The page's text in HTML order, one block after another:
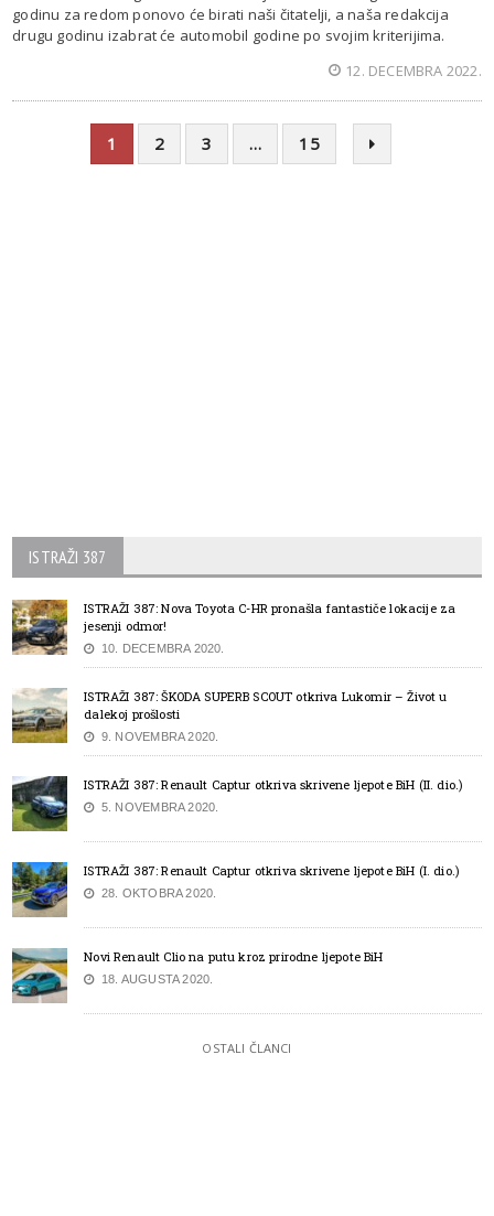
godinu za redom ponovo će birati naši čitatelji, a naša redakcija
drugu godinu izabrat će automobil godine po svojim kriterijima.
12. DECEMBRA 2022.
1 2 3 … 15
ISTRAŽI 387
ISTRAŽI 387: Nova Toyota C-HR pronašla fantastiče lokacije za
jesenji odmor!
10. DECEMBRA 2020.
ISTRAŽI 387: ŠKODA SUPERB SCOUT otkriva Lukomir – Život u
dalekoj prošlosti
9. NOVEMBRA 2020.
ISTRAŽI 387: Renault Captur otkriva skrivene ljepote BiH (II. dio.)
5. NOVEMBRA 2020.
ISTRAŽI 387: Renault Captur otkriva skrivene ljepote BiH (I. dio.)
28. OKTOBRA 2020.
Novi Renault Clio na putu kroz prirodne ljepote BiH
18. AUGUSTA 2020.
OSTALI ČLANCI